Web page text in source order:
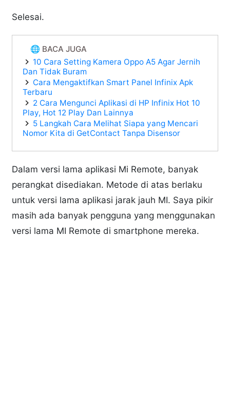
Selesai.
🌐 BACA JUGA
10 Cara Setting Kamera Oppo A5 Agar Jernih
Dan Tidak Buram
Cara Mengaktifkan Smart Panel Infinix Apk
Terbaru
2 Cara Mengunci Aplikasi di HP Infinix Hot 10
Play, Hot 12 Play Dan Lainnya
5 Langkah Cara Melihat Siapa yang Mencari
Nomor Kita di GetContact Tanpa Disensor
Dalam versi lama aplikasi Mi Remote, banyak
perangkat disediakan. Metode di atas berlaku
untuk versi lama aplikasi jarak jauh MI. Saya pikir
masih ada banyak pengguna yang menggunakan
versi lama MI Remote di smartphone mereka.